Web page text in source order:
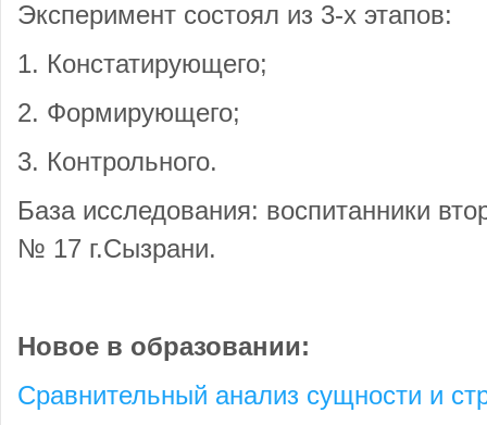
Эксперимент состоял из 3-х этапов:
1. Констатирующего;
2. Формирующего;
3. Контрольного.
База исследования: воспитанники
№ 17 г.Сызрани.
Новое в образовании:
Сравнительный анализ сущности и